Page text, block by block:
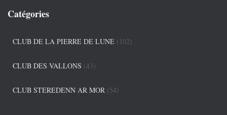
Catégories
CLUB DE LA PIERRE DE LUNE (102)
CLUB DES VALLONS (43)
CLUB STEREDENN AR MOR (54)